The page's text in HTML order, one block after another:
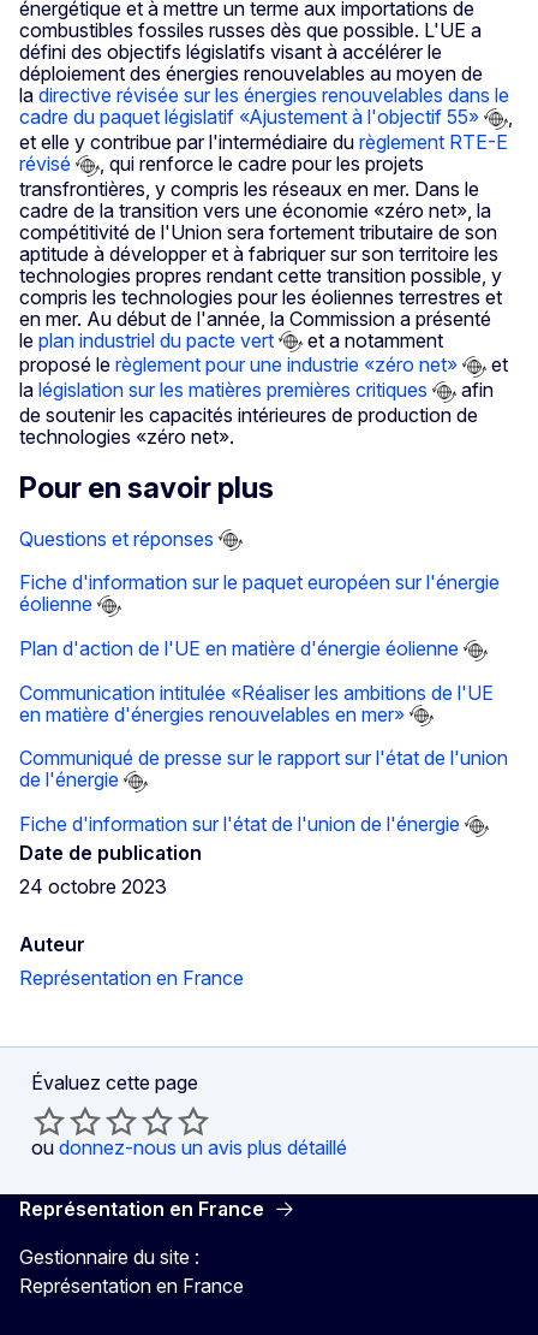
énergétique et à mettre un terme aux importations de
combustibles fossiles russes dès que possible. L'UE a
défini des objectifs législatifs visant à accélérer le
déploiement des énergies renouvelables au moyen de
la directive révisée sur les énergies renouvelables dans le
cadre du paquet législatif «Ajustement à l'objectif 55»
,
et elle y contribue par l'intermédiaire du règlement RTE-E
révisé
, qui renforce le cadre pour les projets
transfrontières, y compris les réseaux en mer. Dans le
cadre de la transition vers une économie «zéro net», la
compétitivité de l'Union sera fortement tributaire de son
aptitude à développer et à fabriquer sur son territoire les
technologies propres rendant cette transition possible, y
compris les technologies pour les éoliennes terrestres et
en mer. Au début de l'année, la Commission a présenté
le plan industriel du pacte vert
et a notamment
proposé le règlement pour une industrie «zéro net»
et
la législation sur les matières premières critiques
afin
de soutenir les capacités intérieures de production de
technologies «zéro net».
Pour en savoir plus
Questions et réponses
Fiche d'information sur le paquet européen sur l'énergie
éolienne
Plan d'action de l'UE en matière d'énergie éolienne
Communication intitulée «Réaliser les ambitions de l'UE
en matière d'énergies renouvelables en mer»
Communiqué de presse sur le rapport sur l'état de l'union
de l'énergie
Fiche d'information sur l'état de l'union de l'énergie
Date de publication
24 octobre 2023
Auteur
Représentation en France
Évaluez cette page
ou donnez-nous un avis plus détaillé
Représentation en France
Gestionnaire du site :
Représentation en France